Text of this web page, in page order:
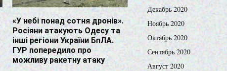
«У небі понад сотня дронів».
Росіяни атакують Одесу та
інші регіони України БпЛА.
ГУР попередило про
можливу ракетну атаку
Декабрь 2020
Ноябрь 2020
Октябрь 2020
Сентябрь 2020
Август 2020